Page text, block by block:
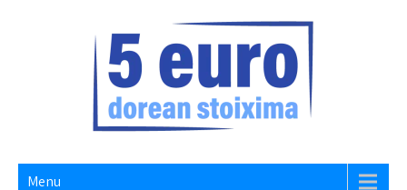
5 EURO DOREAN STOIXIMA
Menu